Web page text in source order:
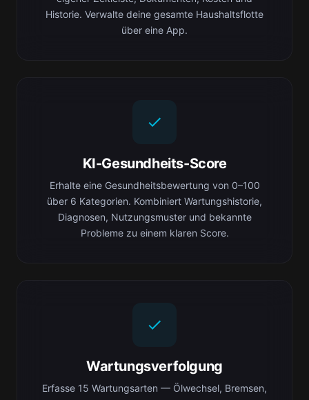
Historie. Verwalte deine gesamte Haushaltsflotte
über eine App.
KI-Gesundheits-Score
Erhalte eine Gesundheitsbewertung von 0–100
über 6 Kategorien. Kombiniert Wartungshistorie,
Diagnosen, Nutzungsmuster und bekannte
Probleme zu einem klaren Score.
Wartungsverfolgung
Erfasse 15 Wartungsarten — Ölwechsel, Bremsen,